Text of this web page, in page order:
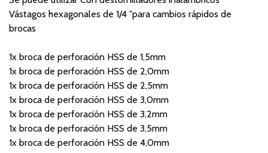
Vástagos hexagonales de 1/4 "para cambios rápidos de
brocas
1x broca de perforación HSS de 1,5mm
1x broca de perforación HSS de 2,0mm
1x broca de perforación HSS de 2,5mm
1x broca de perforación HSS de 3,0mm
1x broca de perforación HSS de 3,2mm
1x broca de perforación HSS de 3,5mm
1x broca de perforación HSS de 4,0mm